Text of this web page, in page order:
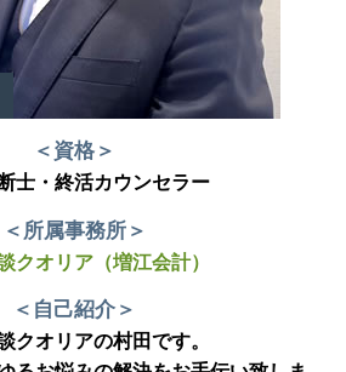
＜資格＞
士・終活カウンセラー
＜所属事務所＞
クオリア（増江会計）
＜自己紹介＞
クオリアの村田です。